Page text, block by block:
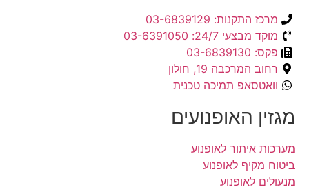
מרכז התקנות: 03-6839129
מוקד מבצעי 24/7: 03-6391050
פקס: 03-6839130
רחוב המרכבה 19, חולון
וואטסאפ תמיכה טכנית
מגזין האופנועים
מערכות איתור לאופנוע
ביטוח מקיף לאופנוע
מנעולים לאופנוע